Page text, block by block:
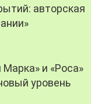
авторская
Марка» и «Роса»
уровень